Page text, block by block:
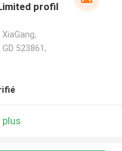
profil
XiaGang,
523861,
plus